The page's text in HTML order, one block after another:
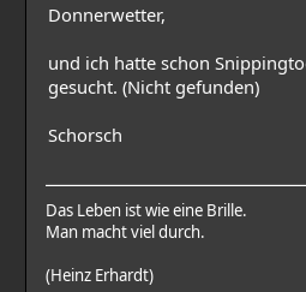
Donnerwetter,
und ich hatte schon
gesucht. (Nicht gefunden)
Schorsch
Das Leben ist wie eine Brille.
Man macht viel durch.
(Heinz Erhardt)